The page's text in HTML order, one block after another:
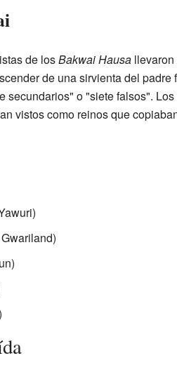
de losBakwai Hausallevaron
de una sirvienta del
secundarios" o "siete falsos". Los
vistos como reinos que